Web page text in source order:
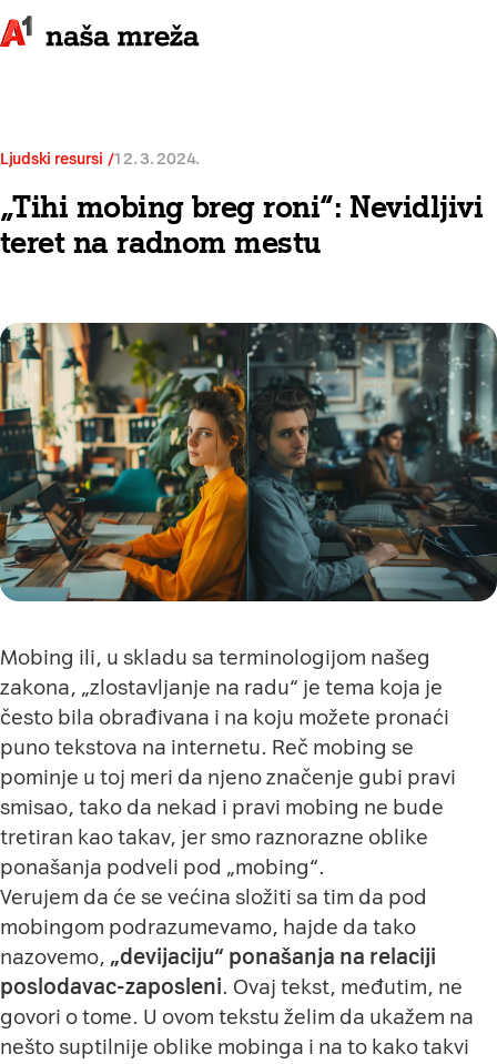
Ljudski resursi 12. 3. 2024.
„Tihi mobing breg roni“: Nevidljivi
teret na radnom mestu
Mobing ili, u skladu sa terminologijom našeg
zakona, „zlostavljanje na radu“ je tema koja je
često bila obrađivana i na koju možete pronaći
puno tekstova na internetu. Reč mobing se
pominje u toj meri da njeno značenje gubi pravi
smisao, tako da nekad i pravi mobing ne bude
tretiran kao takav, jer smo raznorazne oblike
ponašanja podveli pod „mobing“.
Verujem da će se većina složiti sa tim da pod
mobingom podrazumevamo, hajde da tako
nazovemo, „devijaciju“ ponašanja na relaciji
poslodavac-zaposleni. Ovaj tekst, međutim, ne
govori o tome. U ovom tekstu želim da ukažem na
nešto suptilnije oblike mobinga i na to kako takvi